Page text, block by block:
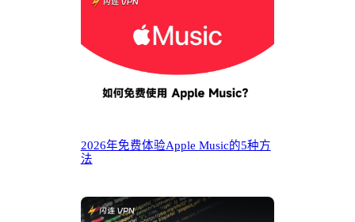
2026年免费体验Apple Music的5种方
法